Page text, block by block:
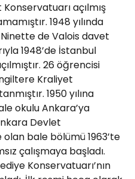
açılmış
1948 yılında
de Valois davet
1948’de İstanbul
26 öğrencisi
Kraliyet
1950 yılına
okulu Ankara’ya
Devlet
bale bölümü 1963’te
çalışmaya başladı.
Konservatuarı’nın